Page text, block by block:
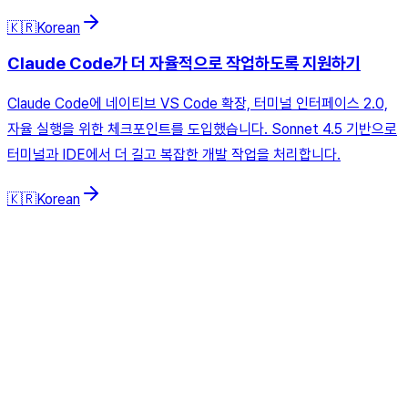
🇰🇷Korean
Claude Code가 더 자율적으로 작업하도록 지원하기
Claude Code에 네이티브 VS Code 확장, 터미널 인터페이스 2.0,
자율 실행을 위한 체크포인트를 도입했습니다. Sonnet 4.5 기반으로
터미널과 IDE에서 더 길고 복잡한 개발 작업을 처리합니다.
🇰🇷Korean